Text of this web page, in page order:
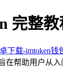
完整
下载-imtoken
帮助用户从